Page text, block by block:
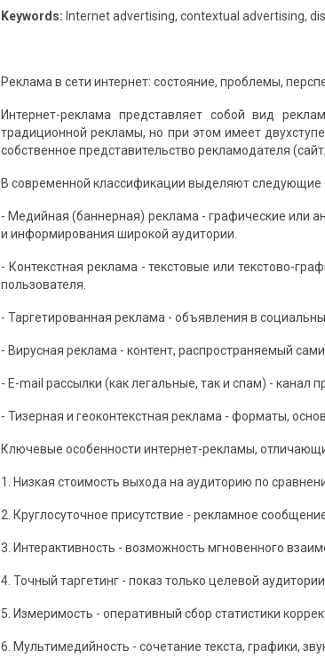
Keywords: Internet advertising, contextual advertising,
Реклама в сети интернет: состояние, проблемы,
Интернет-реклама представляет собой вид
традиционной рекламы, но при этом имеет
собственное представительство рекламодателя
В современной классификации выделяют
- Медийная (баннерная) реклама - графические или
и информирования широкой аудитории.
- Контекстная реклама - текстовые или текстово-
пользователя.
- Таргетированная реклама - объявления в
- Вирусная реклама - контент, распространяемый
- E-mail рассылки (как легальные, так и спам) - канал
- Тизерная и геоконтекстная реклама - форматы,
Ключевые особенности интернет-рекламы,
1. Низкая стоимость выхода на аудиторию по
2. Круглосуточное присутствие - рекламное
3. Интерактивность - возможность мгновенного
4. Точный таргетинг - показ только целевой
5. Измеримость - оперативный сбор статистики
6. Мультимедийность - сочетание текста, графики,